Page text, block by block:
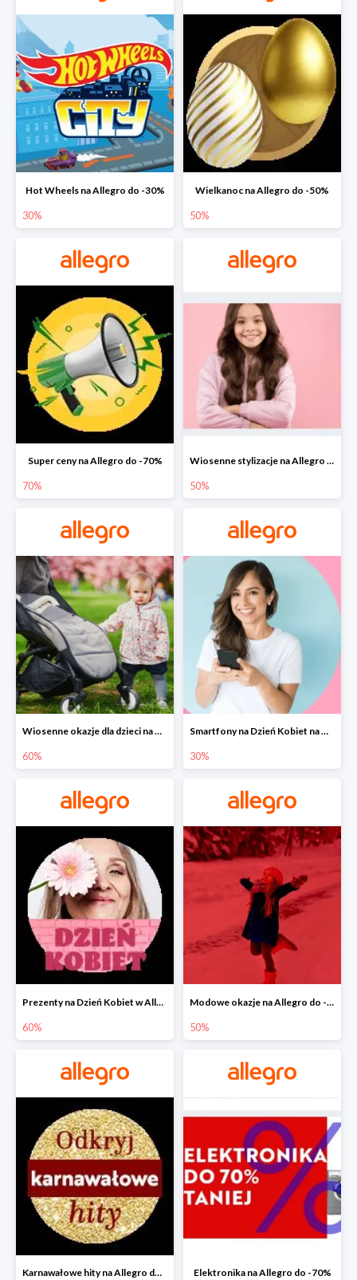
Hot Wheels na Allegro do -30%
30%
Wielkanoc na Allegro do -50%
50%
Super ceny na Allegro do -70%
70%
Wiosenne stylizacje na Allegro do -50%
50%
Wiosenne okazje dla dzieci na Allegro do -60%
60%
Smartfony na Dzień Kobiet na Allegro do -30%
30%
Prezenty na Dzień Kobiet w Allegro do -60%
60%
Modowe okazje na Allegro do -50%
50%
Karnawałowe hity na Allegro do -80% Elektronika na Allegro do -70%